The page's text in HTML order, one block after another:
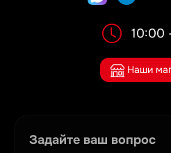
10:00
Наши
Задайте ваш вопрос